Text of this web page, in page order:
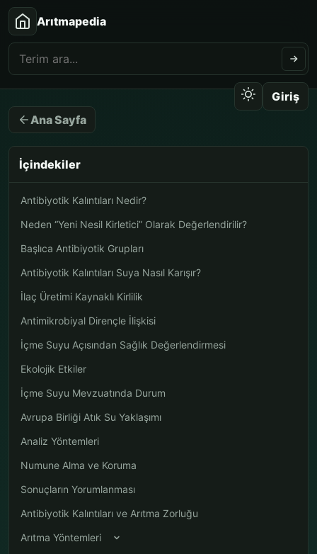
Arıtmapedia
Giriş
Ana Sayfa
İçindekiler
Antibiyotik Kalıntıları Nedir?
Neden “Yeni Nesil Kirletici” Olarak Değerlendirilir?
Başlıca Antibiyotik Grupları
Antibiyotik Kalıntıları Suya Nasıl Karışır?
İlaç Üretimi Kaynaklı Kirlilik
Antimikrobiyal Dirençle İlişkisi
İçme Suyu Açısından Sağlık Değerlendirmesi
Ekolojik Etkiler
İçme Suyu Mevzuatında Durum
Avrupa Birliği Atık Su Yaklaşımı
Analiz Yöntemleri
Numune Alma ve Koruma
Sonuçların Yorumlanması
Antibiyotik Kalıntıları ve Arıtma Zorluğu
Arıtma Yöntemleri